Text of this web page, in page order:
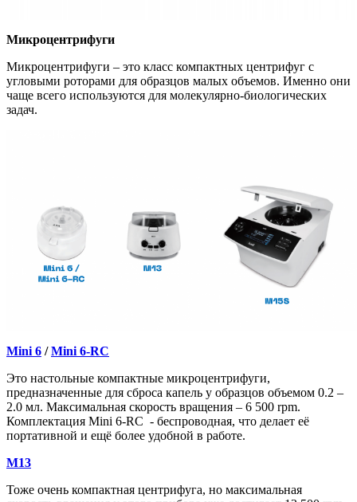
Микроцентрифуги
Микроцентрифуги – это класс компактных центрифуг с
угловыми роторами для образцов малых объемов. Именно они
чаще всего используются для молекулярно-биологических
задач.
Mini 6 /Mini 6-RC
Это настольные компактные микроцентрифуги,
предназначенные для сброса капель у образцов объемом 0.2 –
2.0 мл. Максимальная скорость вращения – 6 500 rpm.
Комплектация Mini 6-RC - беспроводная, что делает её
портативной и ещё более удобной в работе.
M13
Тоже очень компактная центрифуга, но максимальная